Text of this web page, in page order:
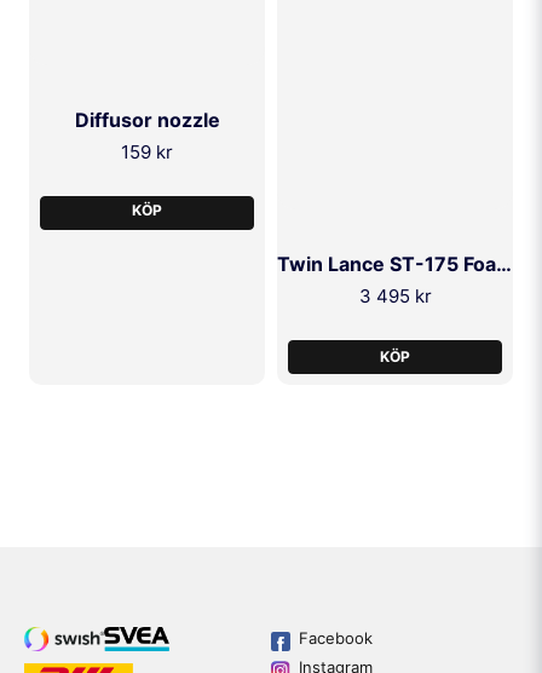
Diffusor nozzle
159 kr
KÖP
Twin Lance ST-175 Foam & Clean 1/4F
3 495 kr
KÖP
Facebook
Instagram